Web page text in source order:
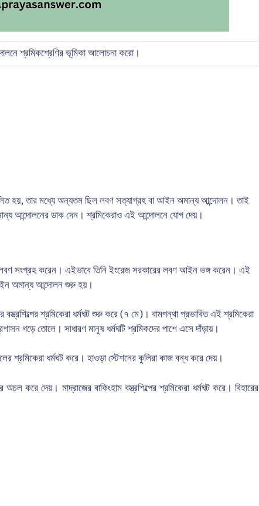
শ্রমিকশ্রেণির ভূমিকা আলোচনা করো।
হয়, তার মধ্যে অন্যতম ছিল লবণ সত্যাগ্রহ বা আইন অমান্য আন্দোলন। তাই
আন্দোলনের ডাক দেন। শ্রমিকেরাও এই আন্দোলনে যোগ দেয়।
লবণ সংগ্রহ করেন। এইভাবে তিনি ইংরেজ সরকারের লবণ আইন ভঙ্গ করেন। এই
অমান্য আন্দোলন শুরু হয়।
বস্ত্রশিল্পের শ্রমিকেরা ধর্মঘট শুরু করে (৭ মে)। বামপন্থা প্রভাবিত এই শ্রমিকেরা
গড়ে তোলে। সাধারণ মানুষ ধর্মঘটি শ্রমিকদের পাশে এসে দাঁড়ায়।
শ্রমিকেরা ধর্মঘট করে। হাওড়া স্টেশনের কুলিরা কাজ বন্ধ করে দেয়।
অচল করে দেয়। মাদ্রাজের বাকিংহাম বস্ত্রশিল্পের শ্রমিকেরা ধর্মঘট করে। বিহারের